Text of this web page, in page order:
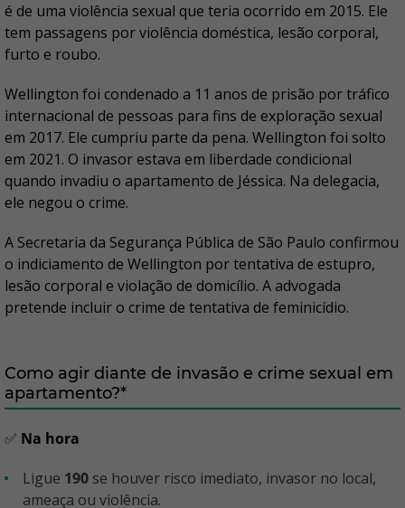
é de uma violência sexual que teria ocorrido em 2015. Ele
tem passagens por violência doméstica, lesão corporal,
furto e roubo.
Wellington foi condenado a 11 anos de prisão por tráfico
internacional de pessoas para fins de exploração sexual
em 2017. Ele cumpriu parte da pena. Wellington foi solto
em 2021. O invasor estava em liberdade condicional
quando invadiu o apartamento de Jéssica. Na delegacia,
ele negou o crime.
A Secretaria da Segurança Pública de São Paulo confirmou
o indiciamento de Wellington por tentativa de estupro,
lesão corporal e violação de domicílio. A advogada
pretende incluir o crime de tentativa de feminicídio.
Como agir diante de invasão e crime sexual em
apartamento?*
✅ Na hora
Ligue 190 se houver risco imediato, invasor no local,
ameaça ou violência.